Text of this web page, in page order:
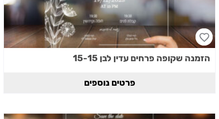
הזמנה שקופה פרחים עדין לבן 15-15
פרטים נוספים